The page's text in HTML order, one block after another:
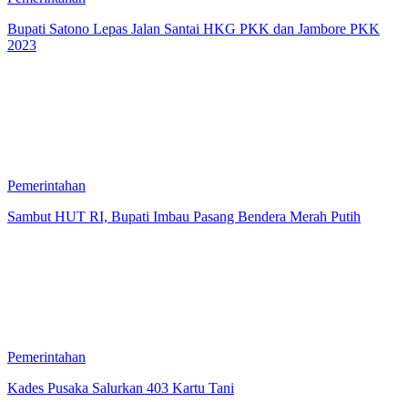
Bupati Satono Lepas Jalan Santai HKG PKK dan Jambore PKK
2023
Pemerintahan
Sambut HUT RI, Bupati Imbau Pasang Bendera Merah Putih
Pemerintahan
Kades Pusaka Salurkan 403 Kartu Tani